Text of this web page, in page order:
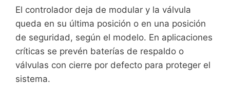
El controlador deja de modular y la válvula
queda en su última posición o en una posición
de seguridad, según el modelo. En aplicaciones
críticas se prevén baterías de respaldo o
válvulas con cierre por defecto para proteger el
sistema.